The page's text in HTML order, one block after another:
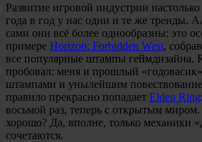
Развитие игровой индустрии
года в год у нас одни и те же тренды.
сами они всё более однообразны: это
примере Horizon: Forbidden West,
все популярные штампы геймдизайна.
пробовал: меня и прошлый
штампами и унылейшим
правило прекрасно попадает Elden Ring
восьмой раз, теперь с открытым
хорошо? Да, вполне, только механики
сочетаются.